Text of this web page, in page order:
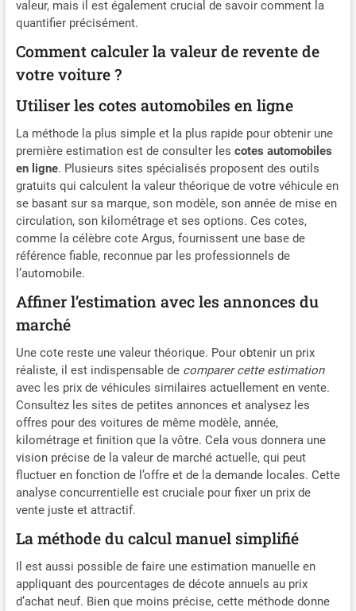
Vélo ou Piéton. Idéal pour éviter les restrictions de hauteur et
de poids spécifiques aux professionnels. Pack Complet avec
notre pack inclut un chargeur secteur (domestique) en plus du
chargeur voiture. Préparez et programmez votre itinéraire
confortablement chez vous avant de prendre la route, sans
& Transmission FM Bien plus qu'un simple navigateur, cet
appareil prend en charge les formats MP3/MP4 pour vos
musiques et vidéos. Grâce à la fonction émetteur FM,
synchronisez le son du GPS directement sur les haut-parleurs
de votre véhicule pour une immersion sonore optimale.
valeur, mais il est également crucial de savoir comment la
quantifier précisément.
Comment calculer la valeur de revente de
votre voiture ?
Utiliser les cotes automobiles en ligne
La méthode la plus simple et la plus rapide pour obtenir une
première estimation est de consulter les cotes automobiles
en ligne. Plusieurs sites spécialisés proposent des outils
gratuits qui calculent la valeur théorique de votre véhicule en
se basant sur sa marque, son modèle, son année de mise en
circulation, son kilométrage et ses options. Ces cotes,
comme la célèbre cote Argus, fournissent une base de
référence fiable, reconnue par les professionnels de
l’automobile.
Affiner l’estimation avec les annonces du
marché
Une cote reste une valeur théorique. Pour obtenir un prix
réaliste, il est indispensable de comparer cette estimation
avec les prix de véhicules similaires actuellement en vente.
Consultez les sites de petites annonces et analysez les
offres pour des voitures de même modèle, année,
kilométrage et finition que la vôtre. Cela vous donnera une
vision précise de la valeur de marché actuelle, qui peut
fluctuer en fonction de l’offre et de la demande locales. Cette
analyse concurrentielle est cruciale pour fixer un prix de
vente juste et attractif.
La méthode du calcul manuel simplifié
Il est aussi possible de faire une estimation manuelle en
appliquant des pourcentages de décote annuels au prix
d’achat neuf. Bien que moins précise, cette méthode donne